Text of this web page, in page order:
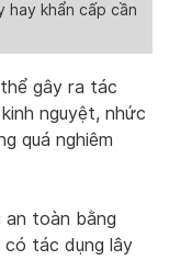
hay khẩn cấp cần
gây ra tác
nguyệt, nhức
quá nghiêm
an toàn bằng
có tác dụng lây